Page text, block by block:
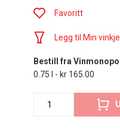
Favoritt
Legg til Min
Bestill fra
0.75 l - kr 165.00